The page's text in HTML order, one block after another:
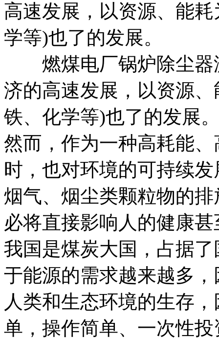
高速发展，以资源、能
学等)也了的发展。
燃煤电厂锅炉除尘器
济的高速发展，以资源
铁、化学等)也了的发展
然而，作为一种高耗能
时，也对环境的可持续
烟气、烟尘类颗粒物的
必将直接影响人的健康
我国是煤炭大国，占据
于能源的需求越来越多
人类和生态环境的生存
单，操作简单、一次性